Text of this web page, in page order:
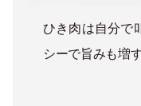
ひき肉は自分で
シーで旨みも増